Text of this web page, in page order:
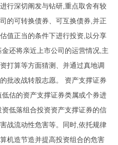
行深切阐发与钻研,重点取舍有较
的可转换债券、可互换债券,并正
值正当的条件下进行投资,以分享
还将亲近上市公司的运营情况,主
打算等方面猜测、并通过真地调
批改战转股志愿。 资产支撑证券
估的资产支撑证券类属或个券进
低落组合投资资产支撑证券的信
战流动性危害等。同时,依托规律
机造节造并提高投资组合的危害